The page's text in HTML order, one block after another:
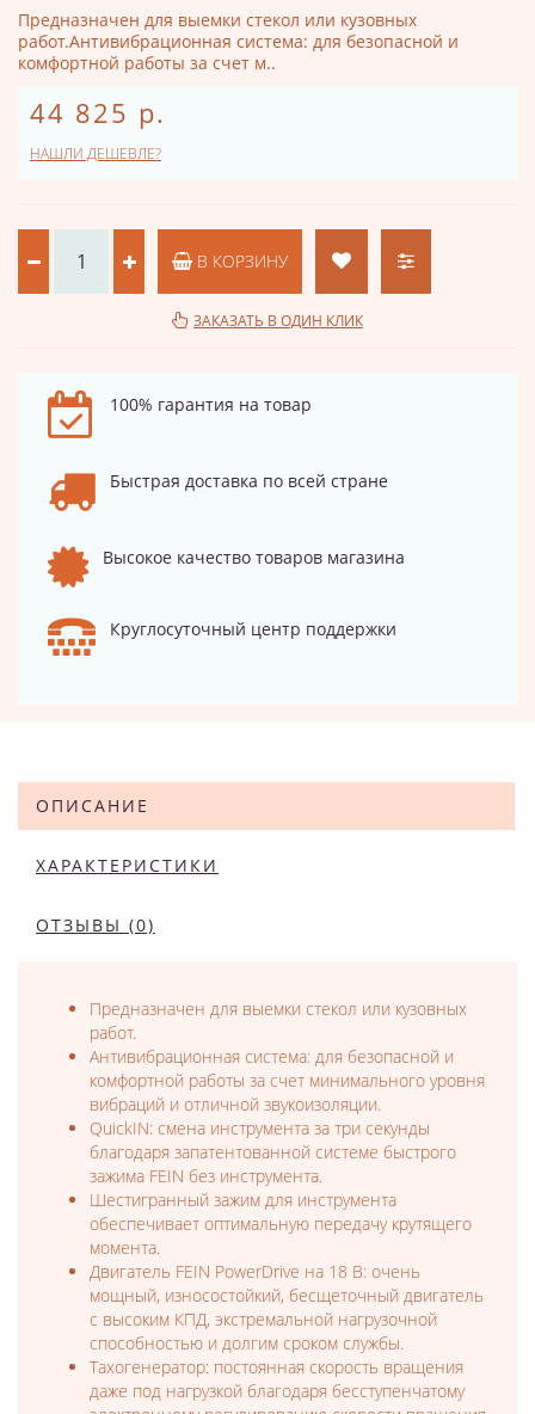
Предназначен для выемки стекол или кузовных
работ.Антивибрационная система: для безопасной и
комфортной работы за счет м..
44 825 р.
НАШЛИ ДЕШЕВЛЕ?
В КОРЗИНУ
ЗАКАЗАТЬ В ОДИН КЛИК
100% гарантия на товар
Быстрая доставка по всей стране
Высокое качество товаров магазина
Круглосуточный центр поддержки
ОПИСАНИЕ
ХАРАКТЕРИСТИКИ
ОТЗЫВЫ (0)
Предназначен для выемки стекол или кузовных
работ.
Антивибрационная система: для безопасной и
комфортной работы за счет минимального уровня
вибраций и отличной звукоизоляции.
QuickIN: смена инструмента за три секунды
благодаря запатентованной системе быстрого
зажима FEIN без инструмента.
Шестигранный зажим для инструмента
обеспечивает оптимальную передачу крутящего
момента.
Двигатель FEIN PowerDrive на 18 В: очень
мощный, износостойкий, бесщеточный двигатель
с высоким КПД, экстремальной нагрузочной
способностью и долгим сроком службы.
Тахогенератор: постоянная скорость вращения
даже под нагрузкой благодаря бесступенчатому